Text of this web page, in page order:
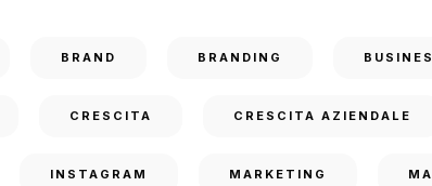
BRAND BRANDING
CRESCITA CRESCITA AZIENDALE
INSTAGRAM MARKETING